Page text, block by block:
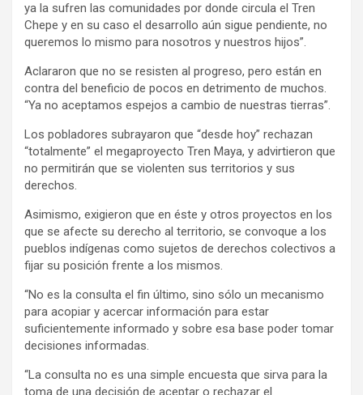
ya la sufren las comunidades por donde circula el Tren
Chepe y en su caso el desarrollo aún sigue pendiente, no
queremos lo mismo para nosotros y nuestros hijos”.
Aclararon que no se resisten al progreso, pero están en
contra del beneficio de pocos en detrimento de muchos.
“Ya no aceptamos espejos a cambio de nuestras tierras”.
Los pobladores subrayaron que “desde hoy” rechazan
“totalmente” el megaproyecto Tren Maya, y advirtieron que
no permitirán que se violenten sus territorios y sus
derechos.
Asimismo, exigieron que en éste y otros proyectos en los
que se afecte su derecho al territorio, se convoque a los
pueblos indígenas como sujetos de derechos colectivos a
fijar su posición frente a los mismos.
“No es la consulta el fin último, sino sólo un mecanismo
para acopiar y acercar información para estar
suficientemente informado y sobre esa base poder tomar
decisiones informadas.
“La consulta no es una simple encuesta que sirva para la